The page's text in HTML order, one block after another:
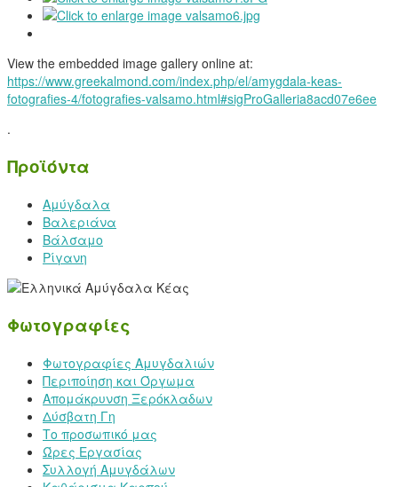
View the embedded image gallery online at:
https://www.greekalmond.com/index.php/el/amygdala-keas-
fotografies-4/fotografies-valsamo.html#sigProGalleria8acd07e6ee
.
Προϊόντα
Αμύγδαλα
Βαλεριάνα
Βάλσαμο
Ρίγανη
Φωτογραφίες
Φωτογραφίες Αμυγδαλιών
Περιποίηση και Όργωμα
Απομάκρυνση Ξερόκλαδων
Δύσβατη Γη
Το προσωπικό μας
Ώρες Εργασίας
Συλλογή Αμυγδάλων